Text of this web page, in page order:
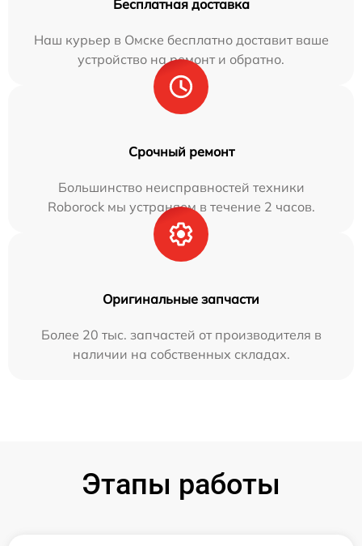
Бесплатная доставка
Наш курьер в Омске бесплатно доставит ваше
устройство на ремонт и обратно.
Срочный ремонт
Большинство неисправностей техники
Roborock мы устраняем в течение 2 часов.
Оригинальные запчасти
Более 20 тыс. запчастей от производителя в
наличии на собственных складах.
Этапы работы